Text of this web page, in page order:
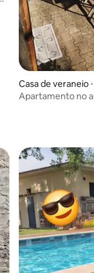
Casa de veraneio
Apartamento no